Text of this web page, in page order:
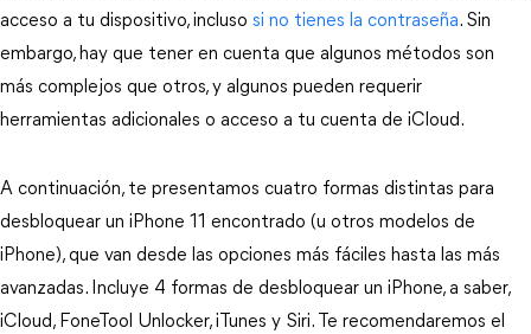
acceso a tu dispositivo, incluso si no tienes la contraseña. Sin
embargo, hay que tener en cuenta que algunos métodos son
más complejos que otros, y algunos pueden requerir
herramientas adicionales o acceso a tu cuenta de iCloud.
A continuación, te presentamos cuatro formas distintas para
desbloquear un iPhone 11 encontrado (u otros modelos de
iPhone), que van desde las opciones más fáciles hasta las más
avanzadas. Incluye 4 formas de desbloquear un iPhone, a saber,
iCloud, FoneTool Unlocker, iTunes y Siri. Te recomendaremos el